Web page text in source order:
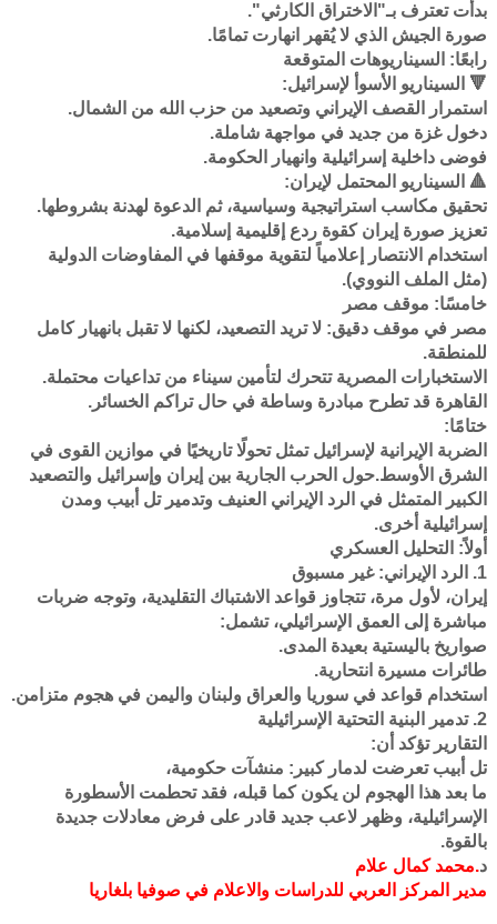
بدأت تعترف بـ"الاختراق الكارثي".
صورة الجيش الذي لا يُقهر انهارت تمامًا.
رابعًا: السيناريوهات المتوقعة
🔻 السيناريو الأسوأ لإسرائيل:
استمرار القصف الإيراني وتصعيد من حزب الله من الشمال.
دخول غزة من جديد في مواجهة شاملة.
فوضى داخلية إسرائيلية وانهيار الحكومة.
🔺 السيناريو المحتمل لإيران:
تحقيق مكاسب استراتيجية وسياسية، ثم الدعوة لهدنة بشروطها.
تعزيز صورة إيران كقوة ردع إقليمية إسلامية.
استخدام الانتصار إعلامياً لتقوية موقفها في المفاوضات الدولية
(مثل الملف النووي).
خامسًا: موقف مصر
مصر في موقف دقيق: لا تريد التصعيد، لكنها لا تقبل بانهيار كامل
للمنطقة.
الاستخبارات المصرية تتحرك لتأمين سيناء من تداعيات محتملة.
القاهرة قد تطرح مبادرة وساطة في حال تراكم الخسائر.
ختامًا:
الضربة الإيرانية لإسرائيل تمثل تحولًا تاريخيًا في موازين القوى في
الشرق الأوسط.حول الحرب الجارية بين إيران وإسرائيل والتصعيد
الكبير المتمثل في الرد الإيراني العنيف وتدمير تل أبيب ومدن
إسرائيلية أخرى.
أولاً: التحليل العسكري
1. الرد الإيراني: غير مسبوق
إيران، لأول مرة، تتجاوز قواعد الاشتباك التقليدية، وتوجه ضربات
مباشرة إلى العمق الإسرائيلي، تشمل:
صواريخ باليستية بعيدة المدى.
طائرات مسيرة انتحارية.
استخدام قواعد في سوريا والعراق ولبنان واليمن في هجوم متزامن.
2. تدمير البنية التحتية الإسرائيلية
التقارير تؤكد أن:
تل أبيب تعرضت لدمار كبير: منشآت حكومية،
ما بعد هذا الهجوم لن يكون كما قبله، فقد تحطمت الأسطورة
الإسرائيلية، وظهر لاعب جديد قادر على فرض معادلات جديدة
بالقوة.
د.محمد كمال علام
مدير المركز العربي للدراسات والاعلام في صوفيا بلغاريا